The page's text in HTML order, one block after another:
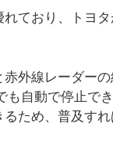
ており、トヨ
外線レーダー
自動で停止で
ため、普及す